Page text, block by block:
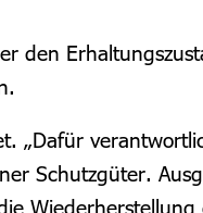
den
„Dafür
Schutzgüter.